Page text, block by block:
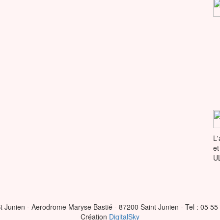
Junien - Aerodrome Maryse Bastié - 87200 Saint Junien - Tel : 05
Création DigitalSky